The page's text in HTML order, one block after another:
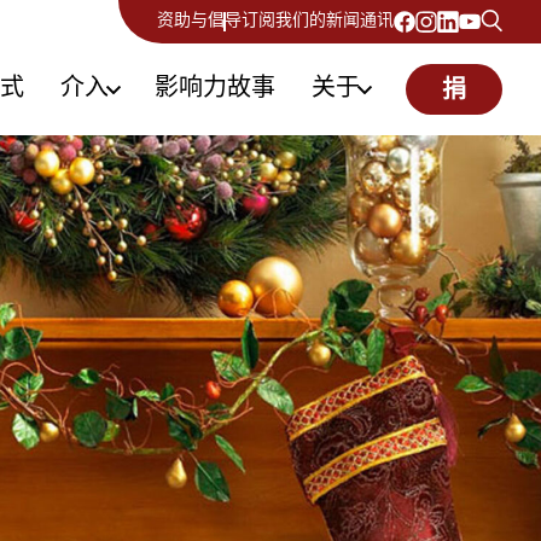
资助与倡导订阅我们的新闻通讯
介入 影响力故事 关于 捐